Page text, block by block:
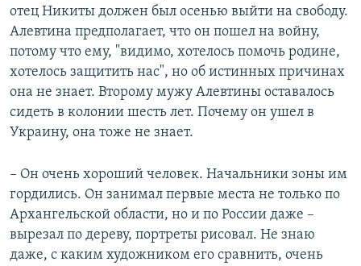
отец Никиты должен был осенью выйти на свободу.
Алевтина предполагает, что он пошел на войну,
потому что ему, "видимо, хотелось помочь родине,
хотелось защитить нас", но об истинных причинах
она не знает. Второму мужу Алевтины оставалось
сидеть в колонии шесть лет. Почему он ушел в
Украину, она тоже не знает.
– Он очень хороший человек. Начальники зоны им
гордились. Он занимал первые места не только по
Архангельской области, но и по России даже –
вырезал по дереву, портреты рисовал. Не знаю
даже, с каким художником его сравнить, очень